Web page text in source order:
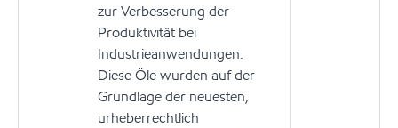
zur Verbesserung der
Produktivität bei
Industrieanwendungen.
Diese Öle wurden auf der
Grundlage der neuesten,
urheberrechtlich